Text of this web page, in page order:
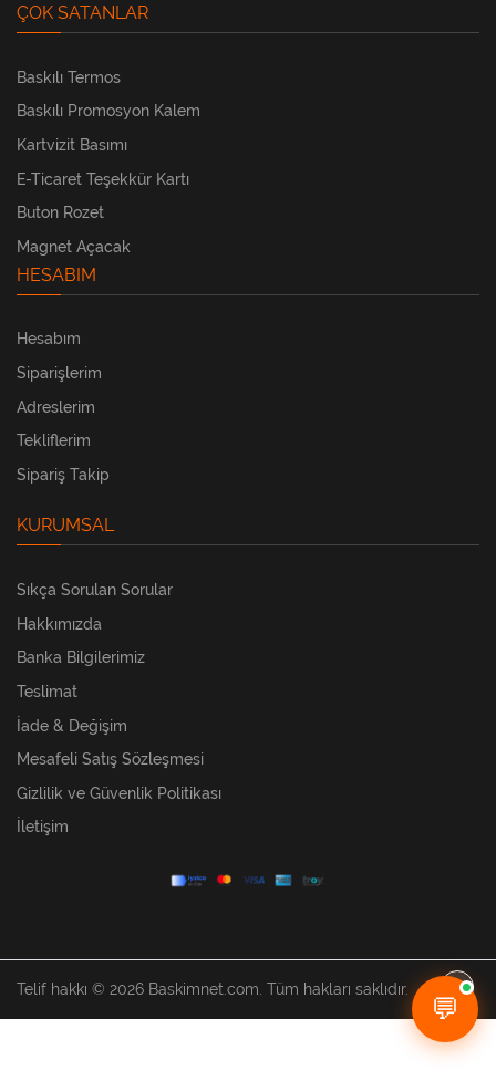
ÇOK SATANLAR
Baskılı Termos
Baskılı Promosyon Kalem
Kartvizit Basımı
E-Ticaret Teşekkür Kartı
Buton Rozet
Magnet Açacak
HESABIM
Hesabım
Siparişlerim
Adreslerim
Tekliflerim
Sipariş Takip
KURUMSAL
Sıkça Sorulan Sorular
Hakkımızda
Banka Bilgilerimiz
Teslimat
İade & Değişim
Mesafeli Satış Sözleşmesi
Gizlilik ve Güvenlik Politikası
İletişim
Telif hakkı © 2026 Baskimnet.com. Tüm hakları saklıdır.
💬